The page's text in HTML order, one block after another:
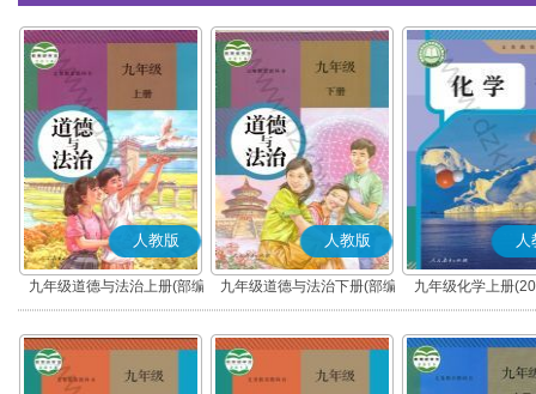
人教版
九年级道德与法治上册(部编
版)
人教版
九年级道德与法治下册(部编
版)
人
九年级化学上册